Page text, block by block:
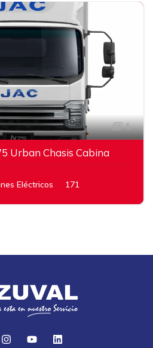
1
Urban Chasis Cabina
Eléctricos 171